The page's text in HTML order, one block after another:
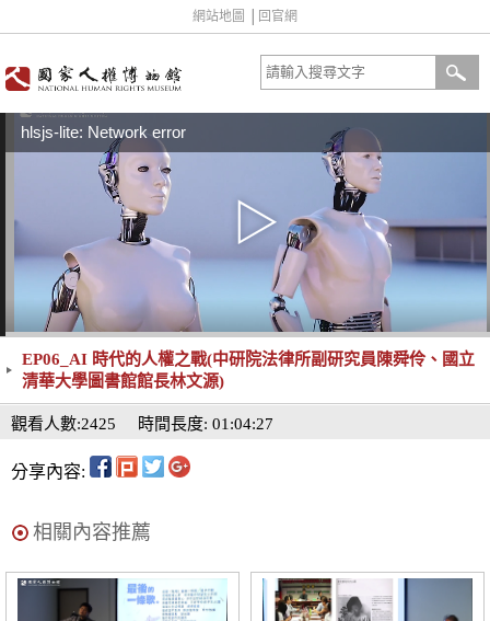
網站地圖 回官網
hlsjs-lite: Network error
EP06_AI 時代的人權之戰(中研院法律所副研究員陳舜伶、國立
清華大學圖書館館長林文源)
時間長度: 01:04:27
觀看人數:2425
分享內容:
相關內容推薦